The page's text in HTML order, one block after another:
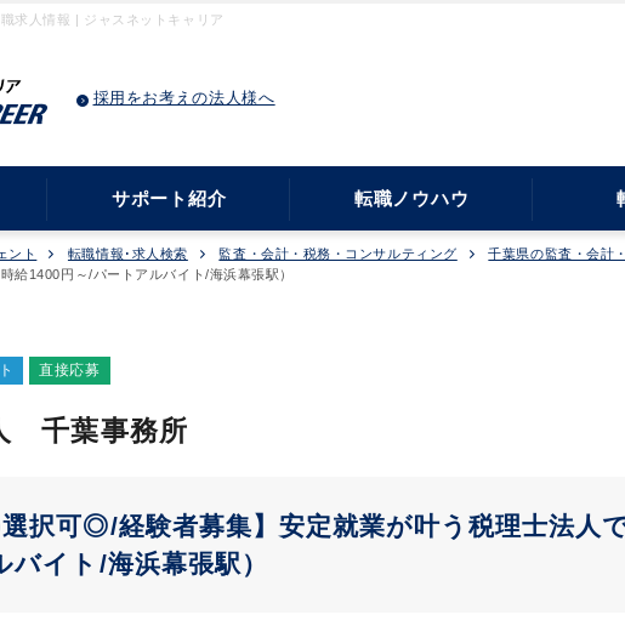
求人情報 | ジャスネットキャリア
採用をお考えの法人様へ
サポート紹介 転職ノウハウ
ント 転職情報･求人検索 監査・会計・税務・コンサルティング 千葉県の監査・会計
給1400円～/パートアルバイト/海浜幕張駅）
直接応募
千葉事務所
選択可◎/経験者募集】安定就業が叶う税理士法
バイト/海浜幕張駅）